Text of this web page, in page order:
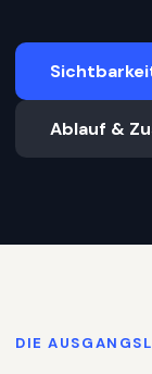
Ablauf &
DIE